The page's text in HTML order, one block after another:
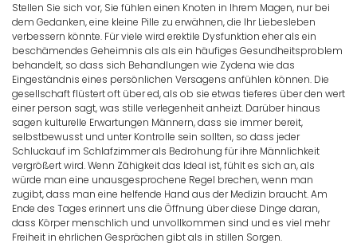
Stellen Sie sich vor, Sie fühlen einen Knoten in Ihrem Magen, nur bei
dem Gedanken, eine kleine Pille zu erwähnen, die Ihr Liebesleben
verbessern könnte. Für viele wird erektile Dysfunktion eher als ein
beschämendes Geheimnis als als ein häufiges Gesundheitsproblem
behandelt, so dass sich Behandlungen wie Zydena wie das
Eingeständnis eines persönlichen Versagens anfühlen können. Die
gesellschaft flüstert oft über ed, als ob sie etwas tieferes über den wert
einer person sagt, was stille verlegenheit anheizt. Darüber hinaus
sagen kulturelle Erwartungen Männern, dass sie immer bereit,
selbstbewusst und unter Kontrolle sein sollten, so dass jeder
Schluckauf im Schlafzimmer als Bedrohung für ihre Männlichkeit
vergrößert wird. Wenn Zähigkeit das Ideal ist, fühlt es sich an, als
würde man eine unausgesprochene Regel brechen, wenn man
zugibt, dass man eine helfende Hand aus der Medizin braucht. Am
Ende des Tages erinnert uns die Öffnung über diese Dinge daran,
dass Körper menschlich und unvollkommen sind und es viel mehr
Freiheit in ehrlichen Gesprächen gibt als in stillen Sorgen.